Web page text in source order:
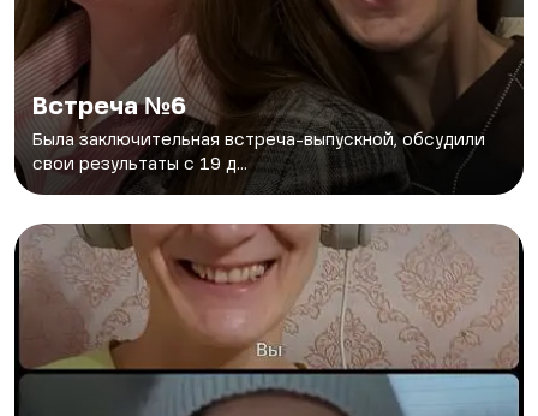
Встреча №6
Была заключительная встреча-выпускной, обсудили
свои результаты с 19 д...